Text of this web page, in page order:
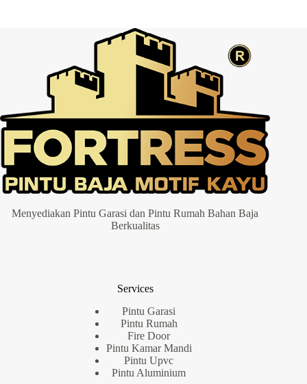
Menyediakan Pintu Garasi dan Pintu Rumah Bahan Baja
Berkualitas
Services
Pintu Garasi
Pintu Rumah
Fire Door
Pintu Kamar Mandi
Pintu Upvc
Pintu Aluminium